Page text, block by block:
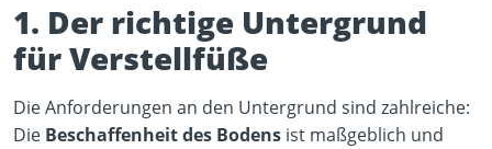
1. Der richtige Untergrund
für Verstellfüße
Die Anforderungen an den Untergrund sind zahlreiche:
Die Beschaffenheit des Bodens ist maßgeblich und